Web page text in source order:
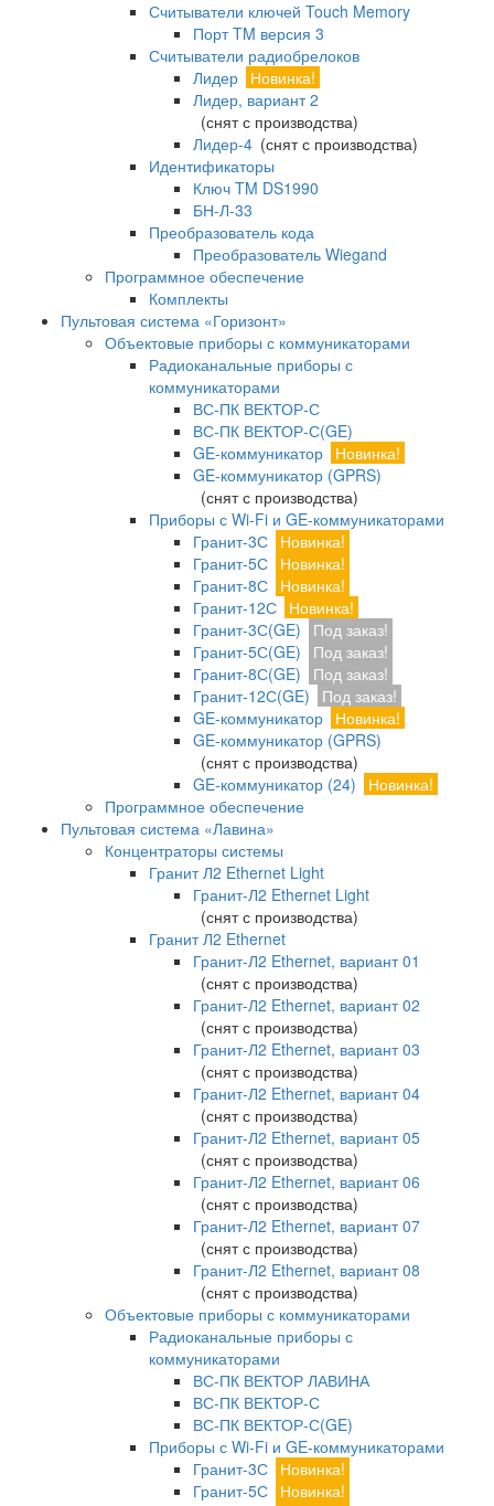
Считыватели ключей Touch Memory
Порт TM версия 3
Считыватели радиобрелоков
Лидер Новинка!
Лидер, вариант 2
(снят с производства)
Лидер-4 (снят с производства)
Идентификаторы
Ключ TM DS1990
БН-Л-33
Преобразователь кода
Преобразователь Wiegand
Программное обеспечение
Комплекты
Пультовая система «Горизонт»
Объектовые приборы с коммуникаторами
Радиоканальные приборы с
коммуникаторами
ВС-ПК ВЕКТОР-С
ВС-ПК ВЕКТОР-С(GE)
GE-коммуникатор Новинка!
GE-коммуникатор (GPRS)
(снят с производства)
Приборы с Wi-Fi и GE-коммуникаторами
Гранит-3С Новинка!
Гранит-5С Новинка!
Гранит-8С Новинка!
Гранит-12С Новинка!
Гранит-3С(GE)
Под заказ!
Гранит-5С(GE)
Под заказ!
Гранит-8С(GE)
Под заказ!
Гранит-12С(GE)
Под заказ!
GE-коммуникатор Новинка!
GE-коммуникатор (GPRS)
(снят с производства)
GE-коммуникатор (24)
Новинка!
Программное обеспечение
Пультовая система «Лавина»
Концентраторы системы
Гранит Л2 Ethernet Light
Гранит-Л2 Ethernet Light
(снят с производства)
Гранит Л2 Ethernet
Гранит-Л2 Ethernet, вариант 01
(снят с производства)
Гранит-Л2 Ethernet, вариант 02
(снят с производства)
Гранит-Л2 Ethernet, вариант 03
(снят с производства)
Гранит-Л2 Ethernet, вариант 04
(снят с производства)
Гранит-Л2 Ethernet, вариант 05
(снят с производства)
Гранит-Л2 Ethernet, вариант 06
(снят с производства)
Гранит-Л2 Ethernet, вариант 07
(снят с производства)
Гранит-Л2 Ethernet, вариант 08
(снят с производства)
Объектовые приборы с коммуникаторами
Радиоканальные приборы с
коммуникаторами
ВС-ПК ВЕКТОР ЛАВИНА
ВС-ПК ВЕКТОР-С
ВС-ПК ВЕКТОР-С(GE)
Приборы с Wi-Fi и GE-коммуникаторами
Гранит-3С Новинка!
Гранит-5С Новинка!